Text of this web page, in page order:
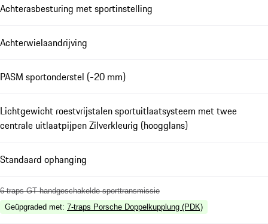
Achterasbesturing met sportinstelling
Achterwielaandrijving
PASM sportonderstel (-20 mm)
Lichtgewicht roestvrijstalen sportuitlaatsysteem met twee
centrale uitlaatpijpen Zilverkleurig (hoogglans)
Standaard ophanging
6-traps GT handgeschakelde sporttransmissie
Geüpgraded met: 7-traps Porsche Doppelkupplung (PDK)